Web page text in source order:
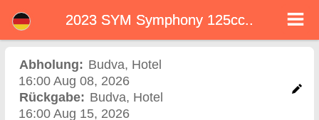
2023 SYM Symphony
125cc.. motorroller
vermietung budva
2023 SYM Symphony 125cc..
Abholung: Budva, Hotel
16:00 Aug 08, 2026
Rückgabe: Budva, Hotel
16:00 Aug 15, 2026